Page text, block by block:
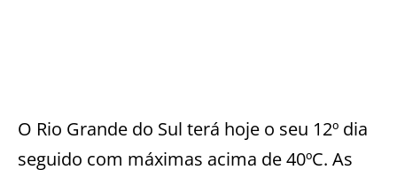
O Rio Grande do Sul terá hoje o seu 12º dia
seguido com máximas acima de 40ºC. As